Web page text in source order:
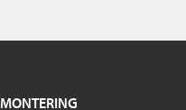
MONTERING